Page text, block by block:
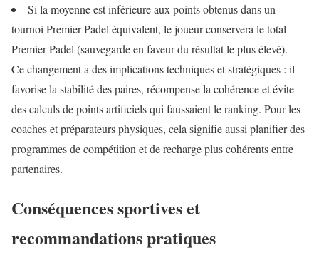
Si la moyenne est inférieure aux points obtenus dans un
tournoi Premier Padel équivalent, le joueur conservera le total
Premier Padel (sauvegarde en faveur du résultat le plus élevé).
Ce changement a des implications techniques et stratégiques : il
favorise la stabilité des paires, récompense la cohérence et évite
des calculs de points artificiels qui faussaient le ranking. Pour les
coaches et préparateurs physiques, cela signifie aussi planifier des
programmes de compétition et de recharge plus cohérents entre
partenaires.
Conséquences sportives et
recommandations pratiques